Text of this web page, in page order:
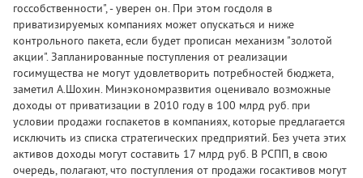
госсобственности", - уверен он. При этом госдоля в
приватизируемых компаниях может опускаться и ниже
контрольного пакета, если будет прописан механизм "золотой
акции". Запланированные поступления от реализации
госимущества не могут удовлетворить потребностей бюджета,
заметил А.Шохин. Минэкономразвития оценивало возможные
доходы от приватизации в 2010 году в 100 млрд руб. при
условии продажи госпакетов в компаниях, которые предлагается
исключить из списка стратегических предприятий. Без учета этих
активов доходы могут составить 17 млрд руб. В РСПП, в свою
очередь, полагают, что поступления от продажи госактивов могут